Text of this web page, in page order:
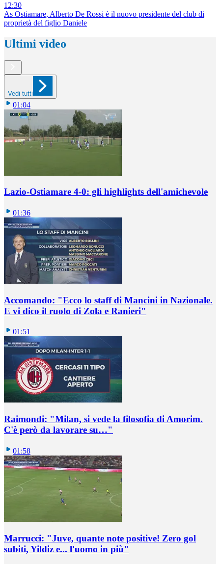
12:30
As Ostiamare, Alberto De Rossi è il nuovo presidente del club di
proprietà del figlio Daniele
Ultimi video
Vedi tutti
01:04
Lazio-Ostiamare 4-0: gli highlights dell'amichevole
01:36
Accomando: "Ecco lo staff di Mancini in Nazionale.
E vi dico il ruolo di Zola e Ranieri"
01:51
Raimondi: "Milan, si vede la filosofia di Amorim.
C'è però da lavorare su…"
01:58
Marrucci: "Juve, quante note positive! Zero gol
subiti, Yildiz e... l'uomo in più"